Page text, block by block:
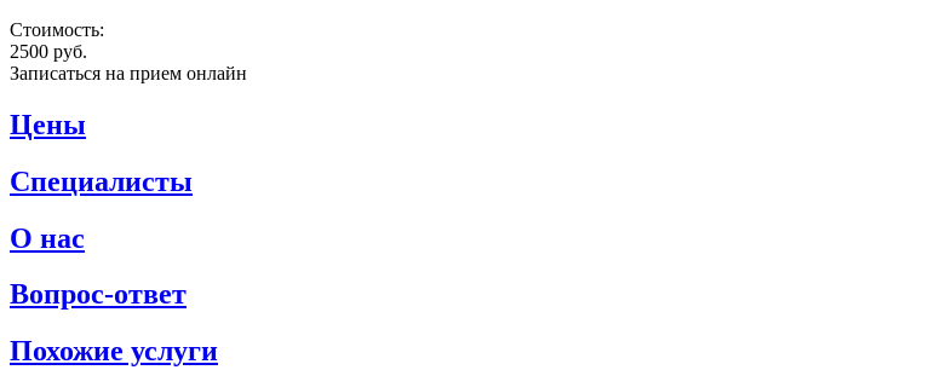
Стоимость:
2500 руб.
Записаться на прием онлайн
Цены
Специалисты
О нас
Вопрос-ответ
Похожие услуги